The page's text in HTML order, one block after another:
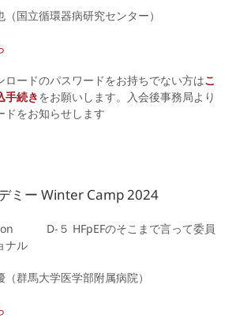
国立循環器病研究センター）
ードのパスワードをお持ちでない方はこ
手続きをお願いします。入会後事務局より
ドをお知らせします
ミー Winter Camp 2024
D-５ HFpEFのそこまで言って委員
ナル
群馬大学医学部附属病院）